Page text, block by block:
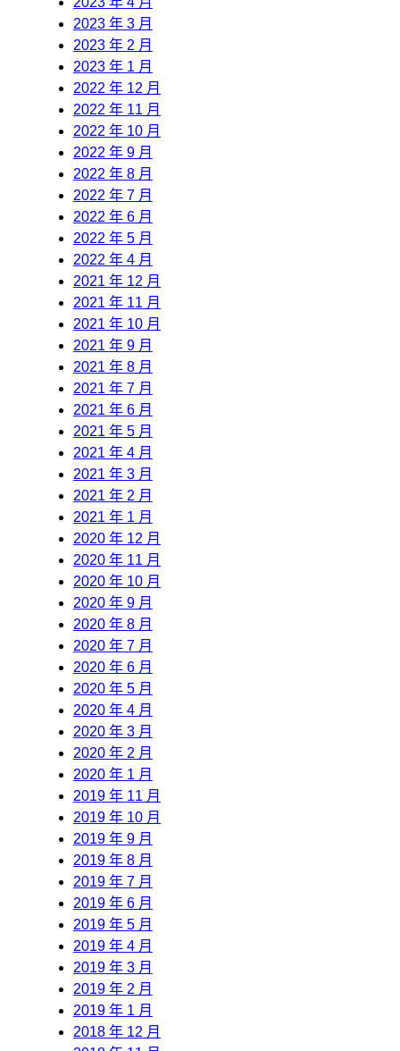
2023 年 3 月
2023 年 2 月
2023 年 1 月
2022 年 12 月
2022 年 11 月
2022 年 10 月
2022 年 9 月
2022 年 8 月
2022 年 7 月
2022 年 6 月
2022 年 5 月
2022 年 4 月
2021 年 12 月
2021 年 11 月
2021 年 10 月
2021 年 9 月
2021 年 8 月
2021 年 7 月
2021 年 6 月
2021 年 5 月
2021 年 4 月
2021 年 3 月
2021 年 2 月
2021 年 1 月
2020 年 12 月
2020 年 11 月
2020 年 10 月
2020 年 9 月
2020 年 8 月
2020 年 7 月
2020 年 6 月
2020 年 5 月
2020 年 4 月
2020 年 3 月
2020 年 2 月
2020 年 1 月
2019 年 11 月
2019 年 10 月
2019 年 9 月
2019 年 8 月
2019 年 7 月
2019 年 6 月
2019 年 5 月
2019 年 4 月
2019 年 3 月
2019 年 2 月
2019 年 1 月
2018 年 12 月